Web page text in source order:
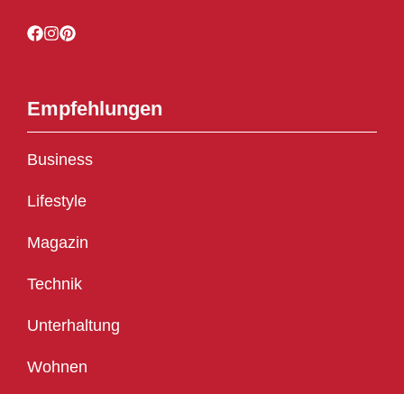
Empfehlungen
Business
Lifestyle
Magazin
Technik
Unterhaltung
Wohnen